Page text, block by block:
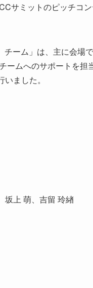
サミットのピッチコ
ーム」は、主に会場
ームへのサポートを担
ました。
坂上 萌、吉留 玲緖